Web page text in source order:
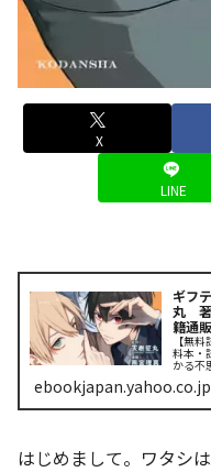
X
LINE
ギフ
丸 著
籍通
【無
料本・
かる不
プ・
う。裏
ebookjapan.yahoo.co.jp
はじめまして。ワタシ